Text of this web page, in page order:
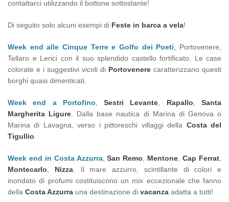
contattarci utilizzando il bottone sottostante!
Di seguito solo alcuni esempi di Feste in barca a vela!
Week end alle Cinque Terre e Golfo dei Poeti , Portovenere,
Tellaro e Lerici con il suo splendido castello fortificato. Le case
colorate e i suggestivi vicoli di Portovenere caratterizzano questi
borghi quasi dimenticati.
Week end a Portofino ,Sestri Levante Rapallo ,Santa
Margherita Ligure . Dalla base nautica di Marina di Genova o
Marina di Lavagna, verso i pittoreschi villaggi della Costa del
Tigullio
Week end in Costa Azzurra,San Remo Mentone ,Cap Ferrat
Montecarlo
Nizza. Il mare azzurro, scintillante di colori e
inondato di profumi costituiscono un mix eccezionale che fanno
della Costa Azzurra una destinazione di vacanza adatta a tutti!